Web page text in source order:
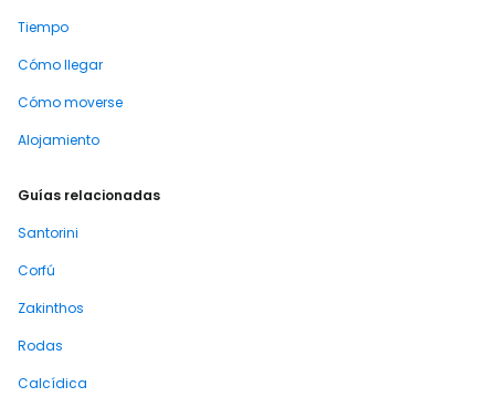
Tiempo
Cómo llegar
Cómo moverse
Alojamiento
Guías relacionadas
Santorini
Corfú
Zakinthos
Rodas
Calcídica